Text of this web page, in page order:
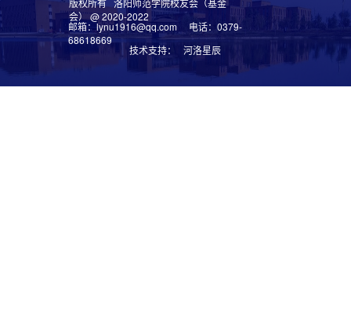
版权所有 洛阳师范学院校友会（基金
会） @ 2020-2022
邮箱：lynu1916@qq.com 电话：0379-
68618669
技术支持： 河洛星辰